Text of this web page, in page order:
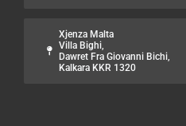
Xjenza Malta
Villa Bighi,
Dawret Fra Giovanni Bichi,
Kalkara KKR 1320